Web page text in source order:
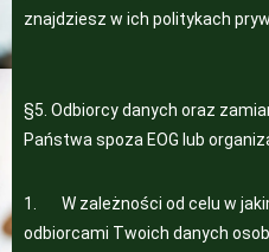
znajdziesz w ich politykach
§5. Odbiorcy danych oraz
Państwa spoza EOG lub
1. W zależności od celu w
odbiorcami Twoich danych